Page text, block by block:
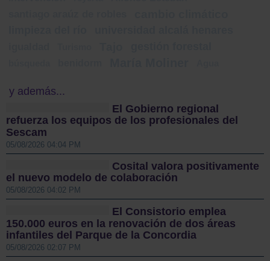
y además...
El Gobierno regional
refuerza los equipos de los profesionales del
Sescam
05/08/2026 04:04 PM
Cosital valora positivamente
el nuevo modelo de colaboración
05/08/2026 04:02 PM
El Consistorio emplea
150.000 euros en la renovación de dos áreas
infantiles del Parque de la Concordia
05/08/2026 02:07 PM